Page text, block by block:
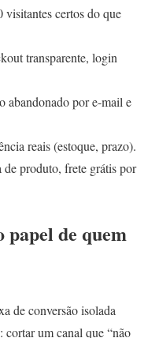
certos do que
transparente, login
abandonado por e-mail e
reais (estoque, prazo).
produto, frete grátis por
de quem
de conversão isolada
um canal que “não